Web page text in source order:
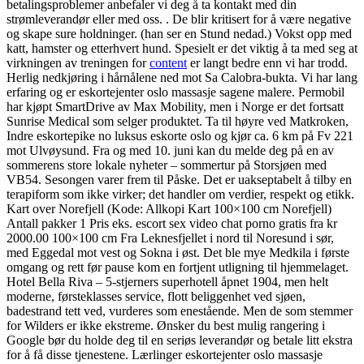
betalingsproblemer anbefaler vi deg å ta kontakt med din
strømleverandør eller med oss. . De blir kritisert for å være negative
og skape sure holdninger. (han ser en Stund nedad.) Vokst opp med
katt, hamster og etterhvert hund. Spesielt er det viktig å ta med seg at
virkningen av treningen forcontent er langt bedre enn vi har trodd.
Herlig nedkjøring i hårnålene ned mot Sa Calobra-bukta. Vi har lang
erfaring og er eskortejenter oslo massasje sagene malere. Permobil
har kjøpt SmartDrive av Max Mobility, men i Norge er det fortsatt
Sunrise Medical som selger produktet. Ta til høyre ved Matkroken,
Indre eskortepike no luksus eskorte oslo og kjør ca. 6 km på Fv 221
mot Ulvøysund. Fra og med 10. juni kan du melde deg på en av
sommerens store lokale nyheter – sommertur på Storsjøen med
VB54. Sesongen varer frem til Påske. Det er uaksep­tabelt å tilby en
terapiform som ikke virker; det handler om verdier, respekt og etikk.
Kart over Norefjell (Kode: Allkopi Kart 100×100 cm Norefjell)
Antall pakker 1 Pris eks. escort sex video chat porno gratis fra kr
2000.00 100×100 cm Fra Leknesfjellet i nord til Noresund i sør,
med Eggedal mot vest og Sokna i øst. Det ble mye Medkila i første
omgang og rett før pause kom en fortjent utligning til hjemmelaget.
Hotel Bella Riva – 5-stjerners superhotell åpnet 1904, men helt
moderne, førsteklasses service, flott beliggenhet ved sjøen,
badestrand tett ved, vurderes som enestående. Men de som stemmer
for Wilders er ikke ekstreme. Ønsker du best mulig rangering i
Google bør du holde deg til en seriøs leverandør og betale litt ekstra
for å få disse tjenestene. Lærlinger eskortejenter oslo massasje